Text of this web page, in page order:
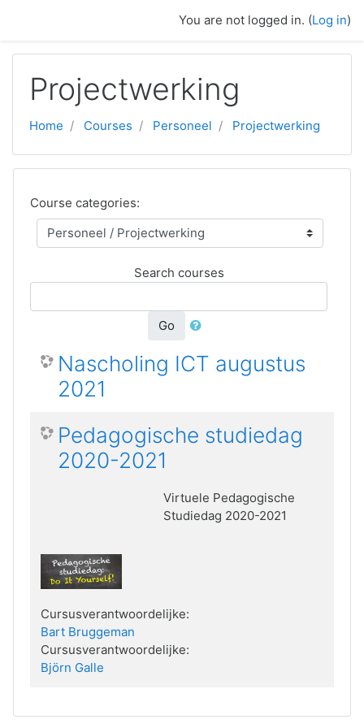
You are not logged in. (Log in)
Projectwerking
Home Courses Personeel Projectwerking
Course categories:
Search courses
Go
Nascholing ICT augustus
2021
Pedagogische studiedag
2020-2021
Virtuele Pedagogische
Studiedag 2020-2021
Cursusverantwoordelijke:
Bart Bruggeman
Cursusverantwoordelijke:
Björn Galle